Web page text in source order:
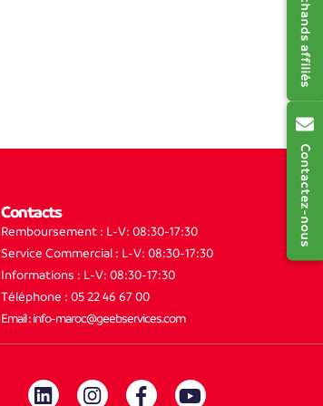
Contactez-nous
Contacts
Remboursement : L-V: 08:30-17:30
Service Commercial : L-V: 08:30-17:30
Informations : L-V: 08:30-17:30
Téléphone : 05 22 46 67 00
Email : info-maroc@geebservices.com